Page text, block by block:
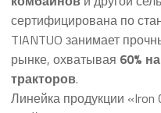
сертифицирована по
TIANTUO занимает
рынке, охватывая 60%
тракторов.
Линейка продукции